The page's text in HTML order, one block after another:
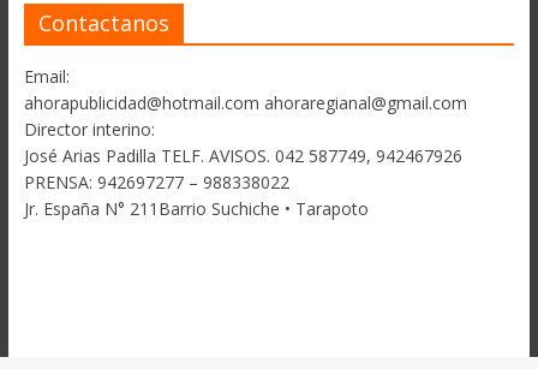
Contactanos
Email:
ahorapublicidad@hotmail.com ahoraregianal@gmail.com
Director interino:
José Arias Padilla TELF. AVISOS. 042 587749, 942467926
PRENSA: 942697277 – 988338022
Jr. España N° 211Barrio Suchiche • Tarapoto